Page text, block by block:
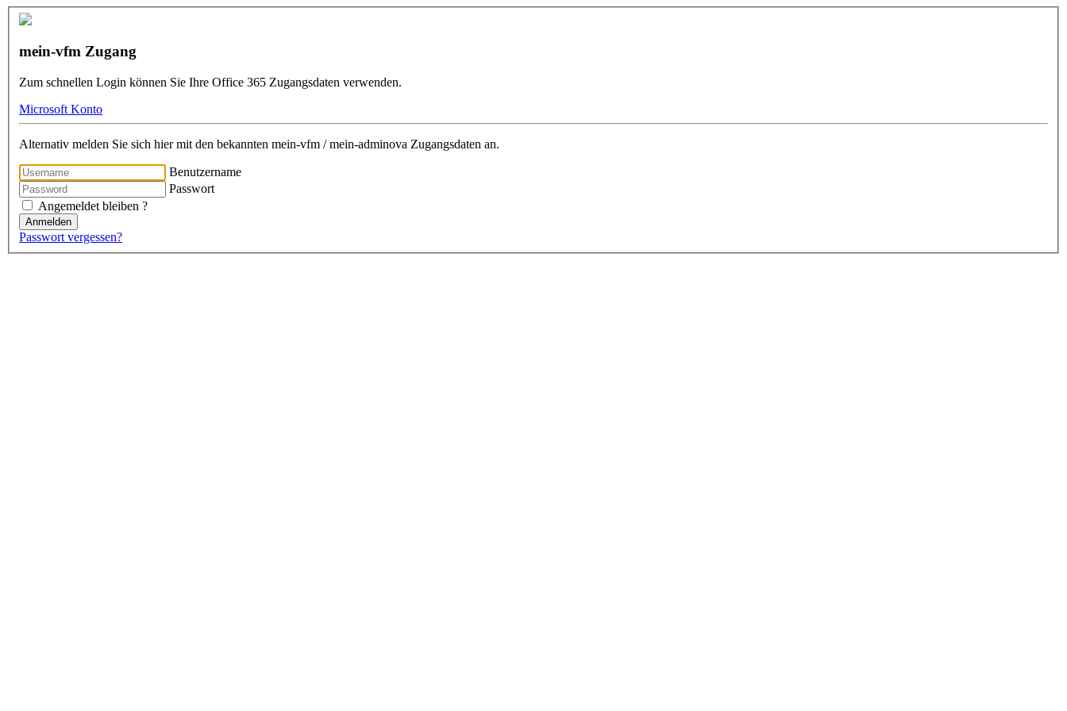
mein-vfm Zugang
Zum schnellen Login können Sie Ihre Office 365 Zugangsdaten verwenden.
Microsoft Konto
Alternativ melden Sie sich hier mit den bekannten mein-vfm / mein-adminova Zugangsdaten an.
Benutzername
Passwort
Angemeldet bleiben ?
Anmelden
Passwort vergessen?